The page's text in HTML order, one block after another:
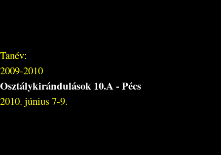
Tanév:
2009-2010
Osztálykirándulások 10.A - Pécs
2010. június 7-9.